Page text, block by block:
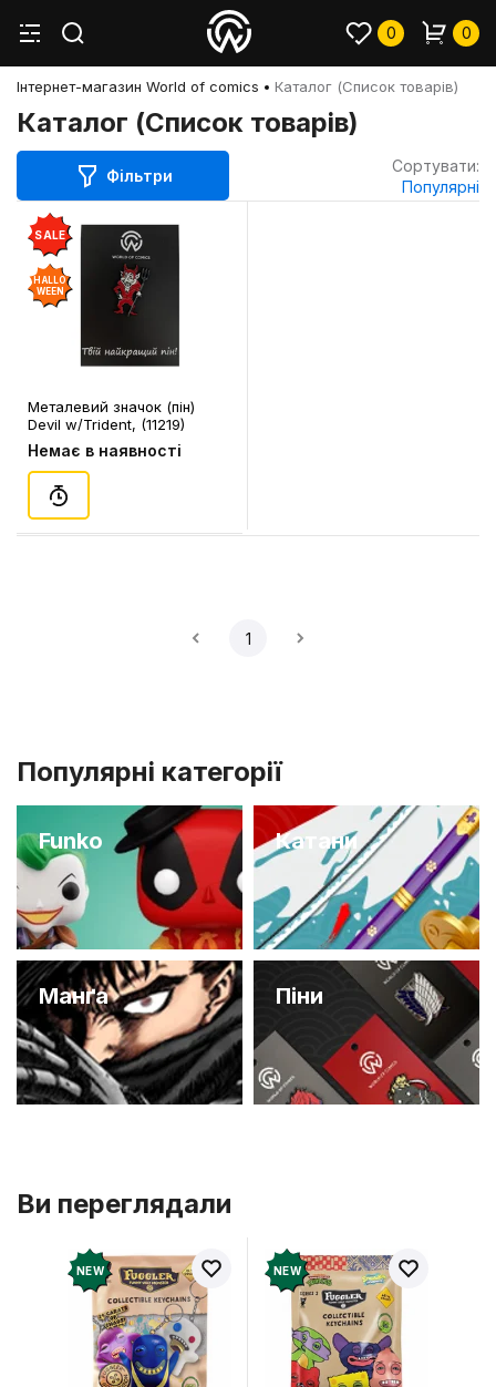
0 0
Інтернет-магазин World of comics Каталог (Список товарів)
Каталог (Список товарів)
Фільтри
Сортувати:
Популярні
SALE
HALLO
WEEN
Металевий значок (пін)
Devil w/Trident, (11219)
Немає в наявності
1
Популярні категорії
Funko Катани
Манґа Піни
Ви переглядали
NEW NEW